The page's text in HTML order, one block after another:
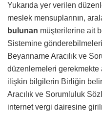
Yukarıda yer verilen
meslek mensuplarının,
bulunan müşterilerine ait
Sistemine
Beyanname Aracılık ve
düzenlemeleri gerekmekte
ilişkin bilgilerin Birliğin
Aracılık ve Sorumluluk
internet vergi dairesine